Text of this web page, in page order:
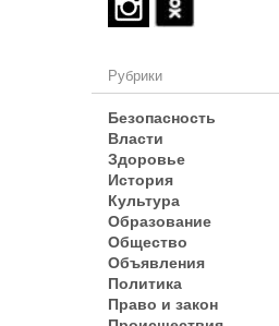
Рубрики
Безопасность
Власти
Здоровье
История
Культура
Образование
Общество
Объявления
Политика
Право и закон